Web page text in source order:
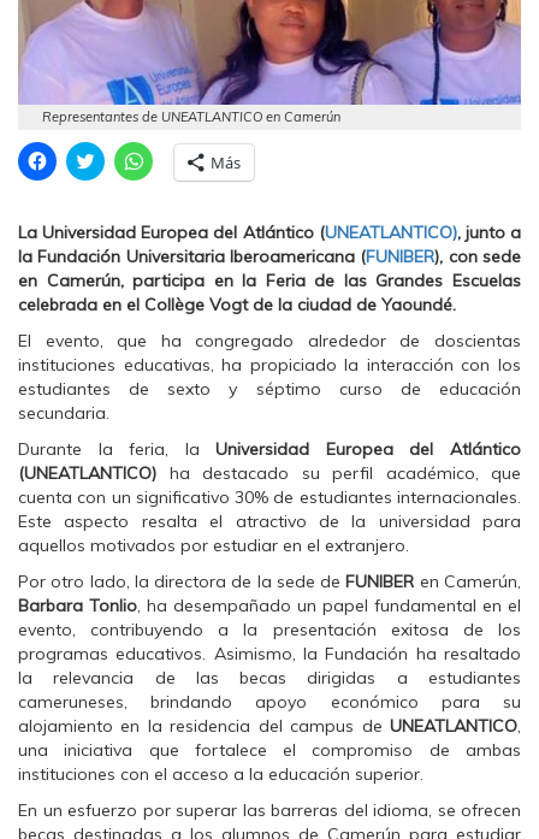
Representantes de UNEATLANTICO en Camerún
H
a
i
c
p
a
r
a
o
m
p
a
r
t
r
e
n
F
a
c
e
o
o
k
(
S
e
a
b
r
e
e
u
n
v
e
H
a
i
c
p
a
r
a
o
m
p
a
r
t
i
r
e
n
T
w
i
t
e
r
(
S
e
a
b
r
e
e
n
u
n
a
e
n
H
a
l
i
c
p
a
r
a
o
m
p
a
r
e
n
W
h
a
t
A
p
p
(
S
e
e
e
n
u
n
v
e
Más
La Universidad Europea del Atlántico (UNEATLANTICO), junto a
la Fundación Universitaria Iberoamericana (FUNIBER), con sede
en Camerún, participa en la Feria de las Grandes Escuelas
celebrada en el Collège Vogt de la ciudad de Yaoundé.
El evento, que ha congregado alrededor de doscientas
instituciones educativas, ha propiciado la interacción con los
estudiantes de sexto y séptimo curso de educación
secundaria.
Durante la feria, laUniversidad Europea del Atlántico
(UNEATLANTICO) ha destacado su perfil académico, que
cuenta con un significativo 30% de estudiantes internacionales.
Este aspecto resalta el atractivo de la universidad para
aquellos motivados por estudiar en el extranjero.
Por otro lado, la directora de la sede deFUNIBER en Camerún,
Barbara Tonlio, ha desempañado un papel fundamental en el
evento, contribuyendo a la presentación exitosa de los
programas educativos. Asimismo, la Fundación ha resaltado
la relevancia de las becas dirigidas a estudiantes
cameruneses, brindando apoyo económico para su
alojamiento en la residencia del campus de UNEATLANTICO,
una iniciativa que fortalece el compromiso de ambas
instituciones con el acceso a la educación superior.
En un esfuerzo por superar las barreras del idioma, se ofrecen
becas destinadas a los alumnos de Camerún para estudiar